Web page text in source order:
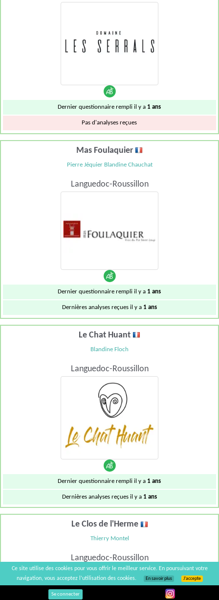
Dernier questionnaire rempli il y a 1 ans
Pas d'analyses reçues
Mas Foulaquier
Pierre Jéquier Blandine Chauchat
Languedoc-Roussillon
Dernier questionnaire rempli il y a 1 ans
Dernières analyses reçues il y a 1 ans
Le Chat Huant
Blandine Floch
Languedoc-Roussillon
Dernier questionnaire rempli il y a 1 ans
Dernières analyses reçues il y a 1 ans
Le Clos de l'Herme
Thierry Montel
Languedoc-Roussillon
Se connecter
Ce site utilise des cookies pour vous offrir le meilleur service. En poursuivant votre
navigation, vous acceptez l’utilisation des cookies.
En savoir plus J’accepte